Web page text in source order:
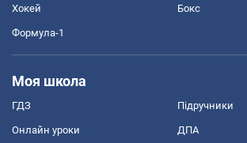
Хокей Бокс
Формула-1
Моя школа
ГДЗ Підручники
Онлайн уроки ДПА